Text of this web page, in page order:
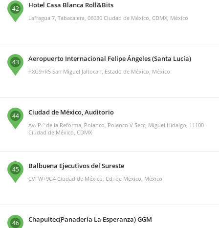
42 Hotel Casa Blanca Roll&Bits
Lafragua 7, Tabacalera, 06030 Ciudad de México, CDMX, México
43 Aeropuerto Internacional Felipe Ángeles (Santa Lucía)
PXG9+R5 San Miguel Jaltocan, Estado de México, México
44 Ciudad de México, Auditorio
Av. P.º de la Reforma, Polanco, Polanco V Secc, Miguel Hidalgo, 11100
Ciudad de México, CDMX
45 Balbuena Ejecutivos del Sureste
CVFW+9G4 Ciudad de México, Cd. de México, México
46 Chapultec(Panadería La Esperanza) GGM